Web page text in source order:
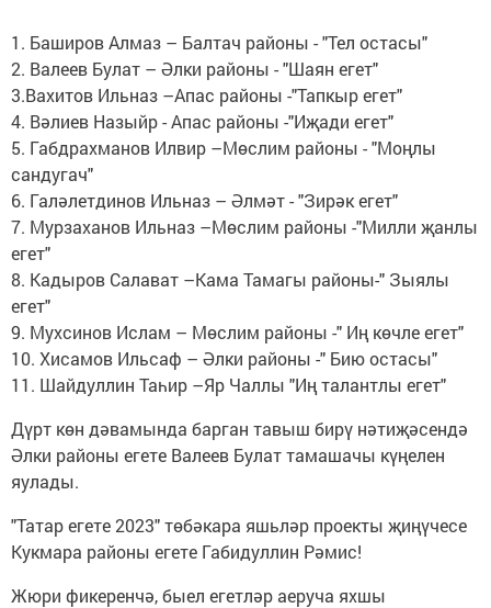
1. Баширов Алмаз – Балтач районы - "Тел остасы"
2. Валеев Булат – Әлки районы - "Шаян егет"
3.Вахитов Ильназ –Апас районы -"Тапкыр егет"
4. Вәлиев Назыйр - Апас районы -"Иҗади егет"
5. Габдрахманов Илвир –Мөслим районы - "Моңлы
сандугач"
6. Галәлетдинов Ильназ – Әлмәт - "Зирәк егет"
7. Мурзаханов Ильназ –Мөслим районы -"Милли җанлы
егет"
8. Кадыров Салават –Кама Тамагы районы-" Зыялы
егет"
9. Мухсинов Ислам – Мөслим районы -" Иң көчле егет"
10. Хисамов Ильсаф – Әлки районы -" Бию остасы"
11. Шайдуллин Таһир –Яр Чаллы "Иң талантлы егет"
Дүрт көн дәвамында барган тавыш бирү нәтиҗәсендә
Әлки районы егете Валеев Булат тамашачы күңелен
яулады.
"Татар егете 2023" төбәкара яшьләр проекты җиңүчесе
Кукмара районы егете Габидуллин Рәмис!
Жюри фикеренчә, быел егетләр аеруча яхшы